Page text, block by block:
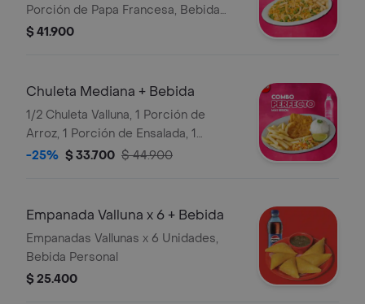
Porción de Papa Francesa, Bebida
Personal
$ 41.900
Chuleta Mediana + Bebida
1/2 Chuleta Valluna, 1 Porción de
Arroz, 1 Porción de Ensalada, 1
Porción de Papa Francesa, Bebida
-25% $ 33.700 $ 44.900
Empanada Valluna x 6 + Bebida
Empanadas Vallunas x 6 Unidades,
Bebida Personal
$ 25.400